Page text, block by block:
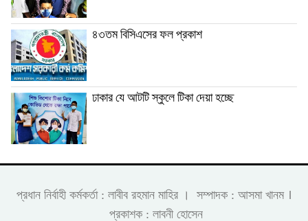
৪৩তম বিসিএসের ফল প্রকাশ
ঢাকার যে আটটি স্কুলে টিকা দেয়া হচ্ছে
প্রধান নির্বাহী কর্মকর্তা : লাবীব রহমান মাহির । সম্পাদক : আসমা খানম ।
প্রকাশক : লাবনী হোসেন